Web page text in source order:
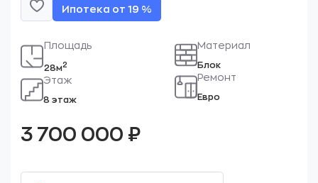
Ипотека от 19 %
Площадь
28м2
Этаж
8 этаж
Материал
Блок
Ремонт
Евро
3 700 000 ₽